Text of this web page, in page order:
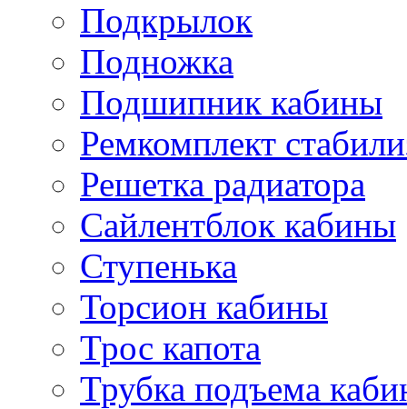
Подкрылок
Подножка
Подшипник кабины
Ремкомплект
Решетка радиатора
Сайлентблок кабины
Ступенька
Торсион кабины
Трос капота
Трубка подъема